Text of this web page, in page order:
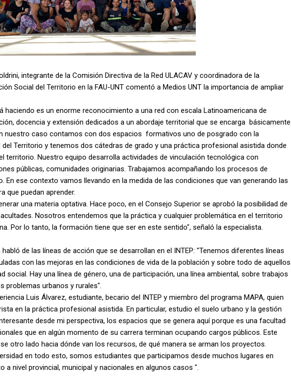
integrante de la Comisión Directiva de la Red ULACAV y coordinadora de la
Social del Territorio en la FAU-UNT comentó a Medios UNT la importancia de ampliar
haciendo es un enorme reconocimiento a una red con escala Latinoamericana de
docencia y extensión dedicados a un abordaje territorial que se encarga básicamente
nuestro caso contamos con dos espacios formativos uno de posgrado con la
Territorio y tenemos dos cátedras de grado y una práctica profesional asistida donde
territorio. Nuestro equipo desarrolla actividades de vinculación tecnológica con
públicas, comunidades originarias. Trabajamos acompañando los procesos de
En ese contexto vamos llevando en la medida de las condiciones que van generando las
que puedan aprender.
una materia optativa. Hace poco, en el Consejo Superior se aprobó la posibilidad de
Nosotros entendemos que la práctica y cualquier problemática en el territorio
Por lo tanto, la formación tiene que ser en este sentido", señaló la especialista.
habló de las líneas de acción que se desarrollan en el INTEP: "Tenemos diferentes líneas
con las mejoras en las condiciones de vida de la población y sobre todo de aquellos
social. Hay una línea de género, una de participación, una línea ambiental, sobre trabajos
problemas urbanos y rurales".
Luis Álvarez, estudiante, becario del INTEP y miembro del programa MAPA, quien
en la práctica profesional asistida. En particular, estudio el suelo urbano y la gestión
desde mi perspectiva, los espacios que se genera aquí porque es una facultad
que en algún momento de su carrera terminan ocupando cargos públicos. Este
otro lado hacia dónde van los recursos, de qué manera se arman los proyectos.
en todo esto, somos estudiantes que participamos desde muchos lugares en
a nivel provincial, municipal y nacionales en algunos casos ".